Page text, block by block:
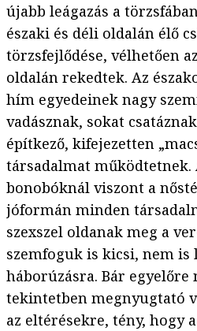
újabb leágazás a
északi és déli oldalán élő
törzsfejlődése, vélhetően
oldalán rekedtek. Az
hím egyedeinek nagy
vadásznak, sokat
építkező, kifejezetten
társadalmat működtetnek.
bonobóknál viszont a
jóformán minden
szexszel oldanak meg a
szemfoguk is kicsi, nem is
háborúzásra. Bár
tekintetben megnyugtató
az eltérésekre, tény, hogy